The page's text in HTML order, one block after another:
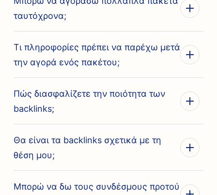
ταυτόχρονα;
Τι πληροφορίες πρέπει να παρέχω μετά
την αγορά ενός πακέτου;
Πώς διασφαλίζετε την ποιότητα των
backlinks;
Θα είναι τα backlinks σχετικά με τη
θέση μου;
Μπορώ να δω τους συνδέσμους προτού